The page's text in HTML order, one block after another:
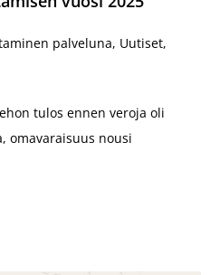
palveluna, Uutiset,
tulos ennen veroja oli
omavaraisuus nousi